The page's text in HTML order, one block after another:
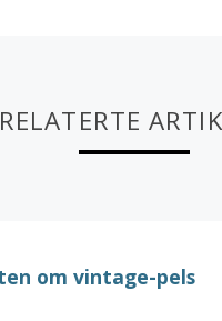
RELATERTE
om vintage-pels